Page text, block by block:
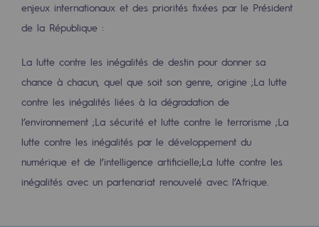
Concertations CH4, H2 et CO2
Espace pédagogique
2050 : un monde d’énergies
Objectif Hydrogène
CCUS Objectif Zéro CO2
Objectif Biométhane
enjeux internationaux et des priorités fixées par le Président
de la République :
La lutte contre les inégalités de destin pour donner sa
chance à chacun, quel que soit son genre, origine ;La lutte
contre les inégalités liées à la dégradation de
l’environnement ;La sécurité et lutte contre le terrorisme ;La
lutte contre les inégalités par le développement du
numérique et de l’intelligence artificielle;La lutte contre les
inégalités avec un partenariat renouvelé avec l’Afrique.